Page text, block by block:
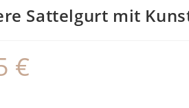
Sattelgurt mit
€